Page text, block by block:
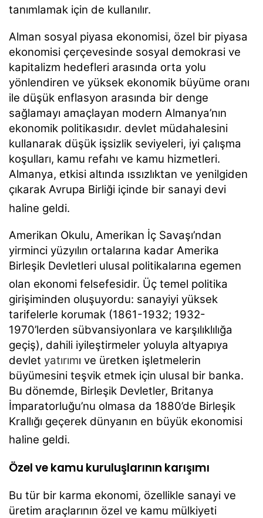
tanımlamak için de kullanılır.
Alman sosyal piyasa ekonomisi, özel bir piyasa
ekonomisi çerçevesinde sosyal demokrasi ve
kapitalizm hedefleri arasında orta yolu
yönlendiren ve yüksek ekonomik büyüme oranı
ile düşük enflasyon arasında bir denge
sağlamayı amaçlayan modern Almanya’nın
ekonomik politikasıdır. devlet müdahalesini
kullanarak düşük işsizlik seviyeleri, iyi çalışma
koşulları, kamu refahı ve kamu hizmetleri.
Almanya, etkisi altında ıssızlıktan ve yenilgiden
çıkarak Avrupa Birliği içinde bir sanayi devi
haline geldi.
Amerikan Okulu, Amerikan İç Savaşı’ndan
yirminci yüzyılın ortalarına kadar Amerika
Birleşik Devletleri ulusal politikalarına egemen
olan ekonomi felsefesidir. Üç temel politika
girişiminden oluşuyordu: sanayiyi yüksek
tarifelerle korumak (1861-1932; 1932-
1970’lerden sübvansiyonlara ve karşılıklılığa
geçiş), dahili iyileştirmeler yoluyla altyapıya
devlet yatırımı ve üretken işletmelerin
büyümesini teşvik etmek için ulusal bir banka.
Bu dönemde, Birleşik Devletler, Britanya
İmparatorluğu’nu olmasa da 1880’de Birleşik
Krallığı geçerek dünyanın en büyük ekonomisi
haline geldi.
Özel ve kamu kuruluşlarının karışımı
Bu tür bir karma ekonomi, özellikle sanayi ve
üretim araçlarının özel ve kamu mülkiyeti